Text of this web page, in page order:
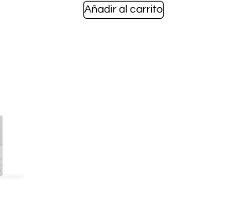
Añadir al carrito